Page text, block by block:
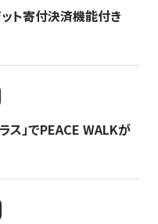
ト寄付決済機能付き
ス」でPEACE WALKが